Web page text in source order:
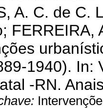
A. C. de C.
FERREIRA,
1940). In:
-RN.